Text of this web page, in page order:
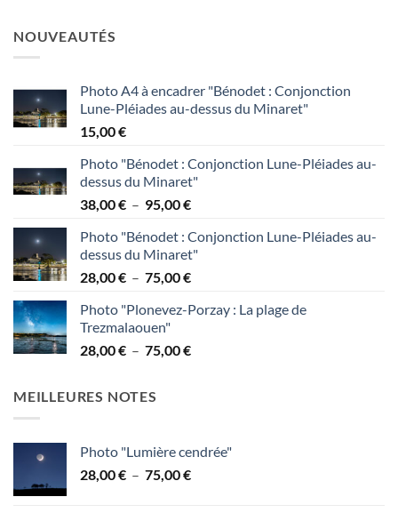
95,00 €
NOUVEAUTÉS
Photo A4 à encadrer "Bénodet : Conjonction
Lune-Pléiades au-dessus du Minaret"
15,00€
Photo "Bénodet : Conjonction Lune-Pléiades au-
dessus du Minaret"
38,00€ – 95,00€Plage
prix :
38,00 €
à
Photo "Bénodet : Conjonction Lune-Pléiades au-
dessus du Minaret"
28,00€ – 75,00€Plage
prix :
à
Photo "Plonevez-Porzay : La plage de
Trezmalaouen"
28,00€ – 75,00€Plage
MEILLEURES NOTES
Photo "Lumière cendrée"
28,00€ – 75,00€Plage